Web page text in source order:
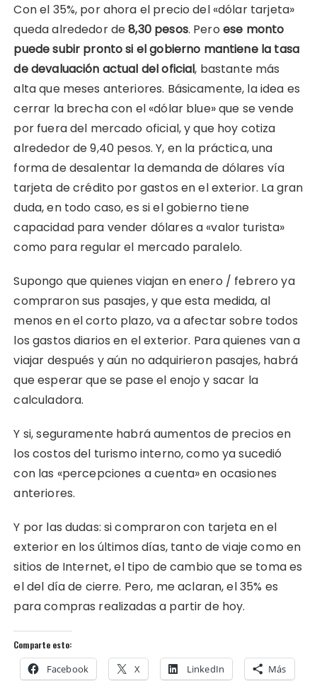
Con el 35%, por ahora el precio del «dólar tarjeta»
queda alrededor de8,30 pesos. Pero ese monto
puede subir pronto si el gobierno mantiene la tasa
de devaluación actual del oficial, bastante más
alta que meses anteriores. Básicamente, la idea es
cerrar la brecha con el «dólar blue» que se vende
por fuera del mercado oficial, y que hoy cotiza
alrededor de 9,40 pesos. Y, en la práctica, una
forma de desalentar la demanda de dólares vía
tarjeta de crédito por gastos en el exterior. La gran
duda, en todo caso, es si el gobierno tiene
capacidad para vender dólares a «valor turista»
como para regular el mercado paralelo.
Supongo que quienes viajan en enero / febrero ya
compraron sus pasajes, y que esta medida, al
menos en el corto plazo, va a afectar sobre todos
los gastos diarios en el exterior. Para quienes van a
viajar después y aún no adquirieron pasajes, habrá
que esperar que se pase el enojo y sacar la
calculadora.
Y si, seguramente habrá aumentos de precios en
los costos del turismo interno, como ya sucedió
con las «percepciones a cuenta» en ocasiones
anteriores.
Y por las dudas: si compraron con tarjeta en el
exterior en los últimos días, tanto de viaje como en
sitios de Internet, el tipo de cambio que se toma es
el del día de cierre. Pero, me aclaran, el 35% es
para compras realizadas a partir de hoy.
Comparte esto:
Facebook X LinkedIn Más